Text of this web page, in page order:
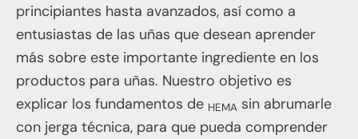
principiantes hasta avanzados, así como a
entusiastas de las uñas que desean aprender
más sobre este importante ingrediente en los
productos para uñas. Nuestro objetivo es
explicar los fundamentos de HEMA sin abrumarle
con jerga técnica, para que pueda comprender